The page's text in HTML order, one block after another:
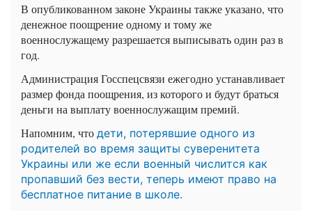
В опубликованном законе Украины также указано, что
денежное поощрение одному и тому же
военнослужащему разрешается выписывать один раз в
год.
АдминистрацияГосспецсвязи ежегодно устанавливает
размер фонда поощрения, из которого и будут браться
деньги на выплату военнослужащим премий.
Напомним, что дети, потерявшие одного из
родителей во время защиты суверенитета
Украины или же если военный числится как
пропавший без вести, теперь имеют право на
бесплатное питание в школе.